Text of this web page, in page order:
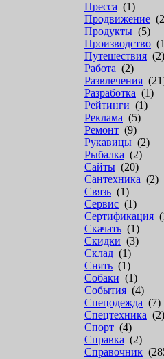
Пресса (1)
Продвижение
Продукты (5)
Производство
Путешествия (2)
Работа (2)
Развлечения
Разработка (1)
Рейтинги (1)
Реклама (5)
Ремонт (9)
Рукавицы (2)
Рыбалка (2)
Сайты (20)
Сантехника (2)
Связь (1)
Сервис (1)
Сертификация
Скачать (1)
Скидки (3)
Склад (1)
Снять (1)
Собаки (1)
События (4)
Спецодежда (7)
Спецтехника (2)
Спорт (4)
Справка (2)
Справочник